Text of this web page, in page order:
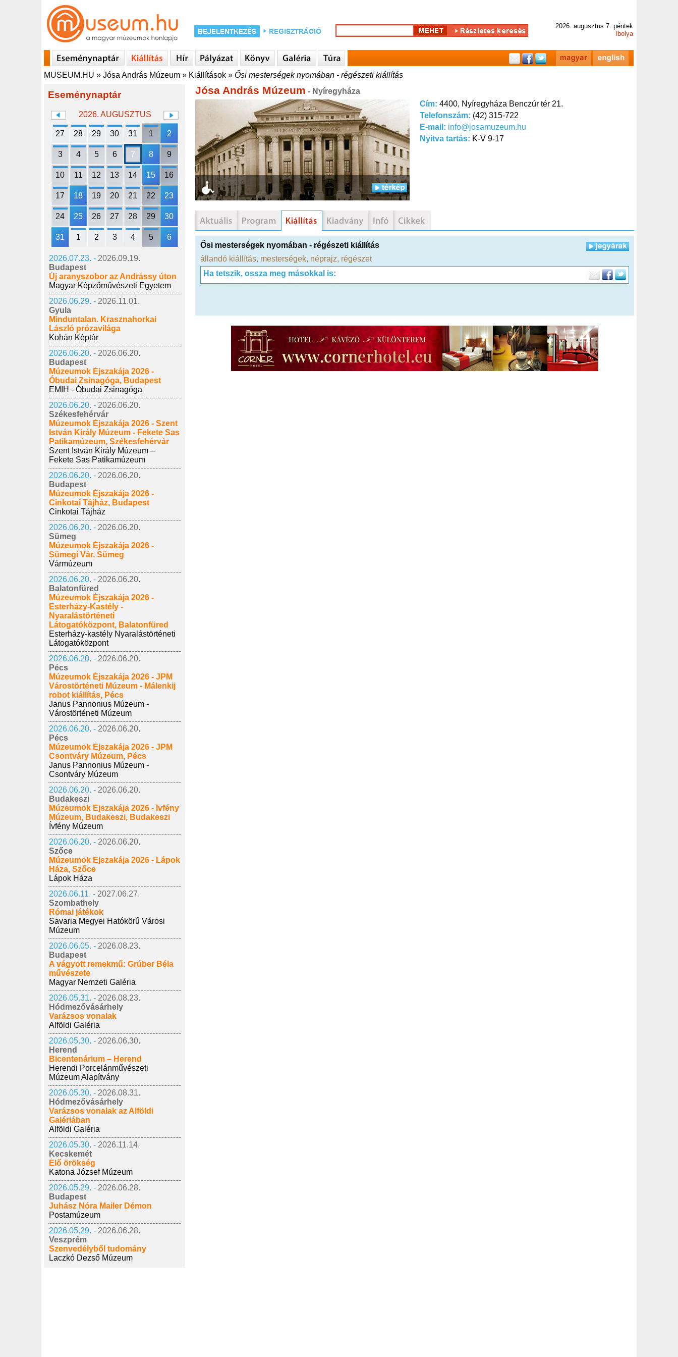
2026. augusztus 7. péntek
Ibolya
MUSEUM.HU » Jósa András Múzeum » Kiállítások » Ősi mesterségek nyomában - régészeti kiállítás
Eseménynaptár
2026. AUGUSZTUS
27 28 29 30 31 1 2
3 4 5 6 7 8 9
10 11 12 13 14 15 16
17 18 19 20 21 22 23
24 25 26 27 28 29 30
31 1 2 3 4 5 6
2026.07.23. - 2026.09.19.
Budapest
Új aranyszobor az Andrássy úton
Magyar Képzőművészeti Egyetem
2026.06.29. - 2026.11.01.
Gyula
Minduntalan. Krasznahorkai
László prózavilága
Kohán Képtár
2026.06.20. - 2026.06.20.
Budapest
Múzeumok Éjszakája 2026 -
Óbudai Zsinagóga, Budapest
EMIH - Óbudai Zsinagóga
2026.06.20. - 2026.06.20.
Székesfehérvár
Múzeumok Éjszakája 2026 - Szent
István Király Múzeum - Fekete Sas
Patikamúzeum, Székesfehérvár
Szent István Király Múzeum –
Fekete Sas Patikamúzeum
2026.06.20. - 2026.06.20.
Budapest
Múzeumok Éjszakája 2026 -
Cinkotai Tájház, Budapest
Cinkotai Tájház
2026.06.20. - 2026.06.20.
Sümeg
Múzeumok Éjszakája 2026 -
Sümegi Vár, Sümeg
Vármúzeum
2026.06.20. - 2026.06.20.
Balatonfüred
Múzeumok Éjszakája 2026 -
Esterházy-Kastély -
Nyaralástörténeti
Látogatóközpont, Balatonfüred
Esterházy-kastély Nyaralástörténeti
Látogatóközpont
2026.06.20. - 2026.06.20.
Pécs
Múzeumok Éjszakája 2026 - JPM
Várostörténeti Múzeum - Málenkij
robot kiállítás, Pécs
Janus Pannonius Múzeum -
Várostörténeti Múzeum
2026.06.20. - 2026.06.20.
Pécs
Múzeumok Éjszakája 2026 - JPM
Csontváry Múzeum, Pécs
Janus Pannonius Múzeum -
Csontváry Múzeum
2026.06.20. - 2026.06.20.
Budakeszi
Múzeumok Éjszakája 2026 - Ívfény
Múzeum, Budakeszi, Budakeszi
Ívfény Múzeum
2026.06.20. - 2026.06.20.
Szőce
Múzeumok Éjszakája 2026 - Lápok
Háza, Szőce
Lápok Háza
2026.06.11. - 2027.06.27.
Szombathely
Római játékok
Savaria Megyei Hatókörű Városi
Múzeum
2026.06.05. - 2026.08.23.
Budapest
A vágyott remekmű: Grúber Béla
művészete
Magyar Nemzeti Galéria
2026.05.31. - 2026.08.23.
Hódmezővásárhely
Varázsos vonalak
Alföldi Galéria
2026.05.30. - 2026.06.30.
Herend
Bicentenárium – Herend
Herendi Porcelánművészeti
Múzeum Alapítvány
2026.05.30. - 2026.08.31.
Hódmezővásárhely
Varázsos vonalak az Alföldi
Galériában
Alföldi Galéria
2026.05.30. - 2026.11.14.
Kecskemét
Élő örökség
Katona József Múzeum
2026.05.29. - 2026.06.28.
Budapest
Juhász Nóra Mailer Démon
Postamúzeum
2026.05.29. - 2026.06.28.
Veszprém
Szenvedélyből tudomány
Laczkó Dezső Múzeum
Jósa András Múzeum - Nyíregyháza
Cím: 4400, Nyíregyháza Benczúr tér 21.
Telefonszám: (42) 315-722
E-mail: info@josamuzeum.hu
Nyitva tartás: K-V 9-17
Ősi mesterségek nyomában - régészeti kiállítás
állandó kiállítás, mesterségek, néprajz, régészet
Ha tetszik, ossza meg másokkal is: